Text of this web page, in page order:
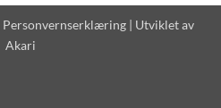
Personvernserklæring | Utviklet av
Akari